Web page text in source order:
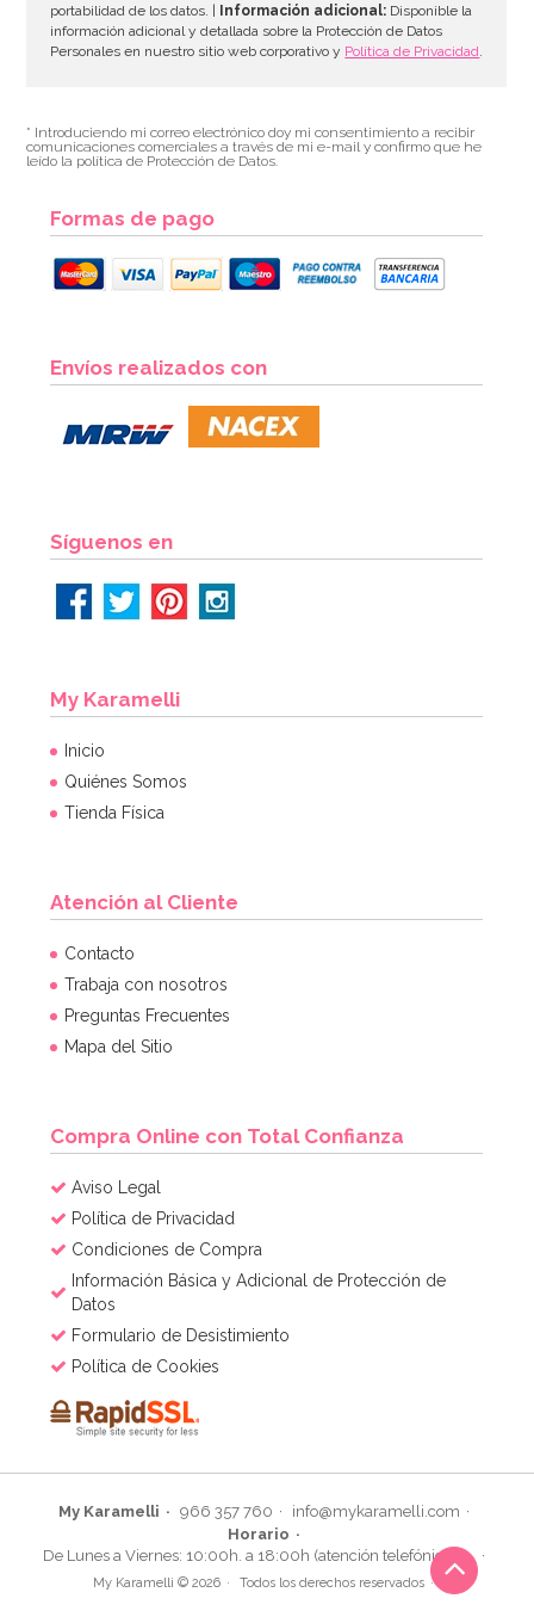
3,20€
Pack de 50 Globos Negro Metalizado
AÑADIR
portabilidad de los datos. |
Información adicional: Disponible la
información adicional y detallada sobre la Protección de Datos
Personales en nuestro sitio web corporativo y Política de Privacidad.
* Introduciendo mi correo electrónico doy mi consentimiento a recibir
comunicaciones comerciales a través de mi e-mail y confirmo que he
leído la política de Protección de Datos.
Formas de pago
Envíos realizados con
Síguenos en
My Karamelli
Inicio
Quiénes Somos
Tienda Física
Atención al Cliente
Contacto
Trabaja con nosotros
Preguntas Frecuentes
Mapa del Sitio
Compra Online con Total Confianza
Aviso Legal
Política de Privacidad
Condiciones de Compra
Información Básica y Adicional de Protección de
Datos
Formulario de Desistimiento
Política de Cookies
My Karamelli 966 357 760
info@mykaramelli.com
Horario
De Lunes a Viernes: 10:00h. a 18:00h (atención telefónica)
My Karamelli © 2026 Todos los derechos reservados